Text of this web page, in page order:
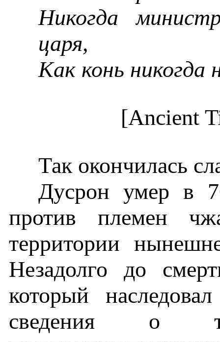
Никогда
царя,
Как конь никогда
[Ancient
Так окончилась
Дусрон умер в
против племен
территории
Незадолго до
который
сведения о